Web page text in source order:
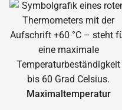
Maximal­temperatur